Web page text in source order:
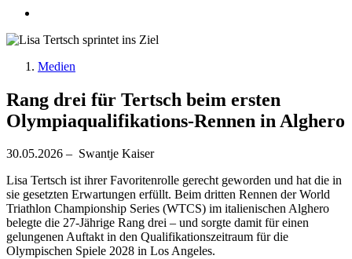
Medien
Rang drei für Tertsch beim ersten
Olympiaqualifikations-Rennen in Alghero
30.05.2026 – Swantje Kaiser
Lisa Tertsch ist ihrer Favoritenrolle gerecht geworden und hat die in
sie gesetzten Erwartungen erfüllt. Beim dritten Rennen der World
Triathlon Championship Series (WTCS) im italienischen Alghero
belegte die 27‑Jährige Rang drei – und sorgte damit für einen
gelungenen Auftakt in den Qualifikationszeitraum für die
Olympischen Spiele 2028 in Los Angeles.